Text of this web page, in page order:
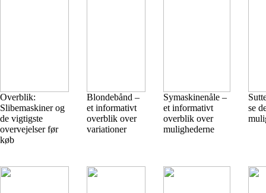
Overblik:
Slibemaskiner og
de vigtigste
overvejelser før
køb
Blondebånd –
et informativt
overblik over
variationer
Symaskinenåle –
et informativt
overblik over
mulighederne
se